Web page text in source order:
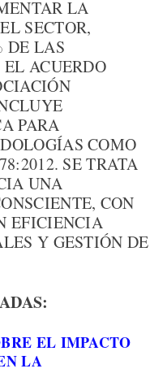
LA
SECTOR,
DE LAS
ACUERDO
PARA
COMO
SE TRATA
UNA
CON
EFICIENCIA
Y GESTIÓN DE
EL IMPACTO
LA